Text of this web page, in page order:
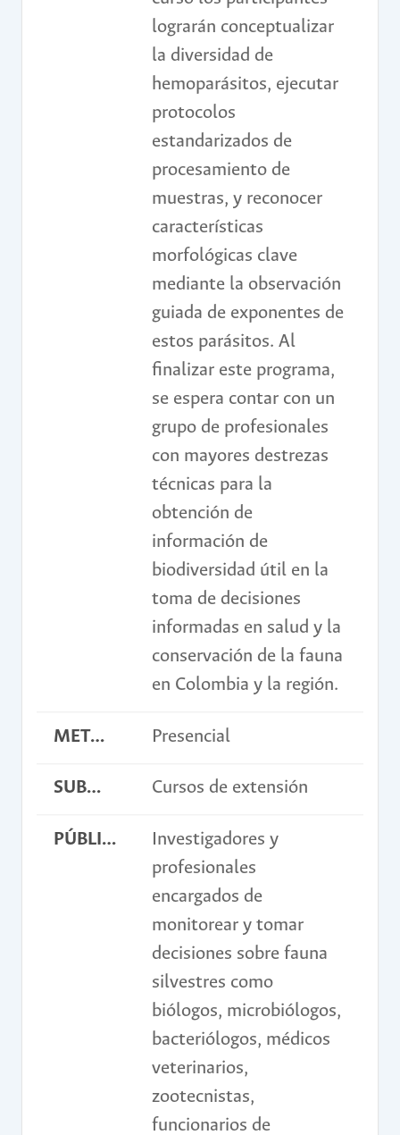
lograrán conceptualizar
la diversidad de
hemoparásitos, ejecutar
protocolos
estandarizados de
procesamiento de
muestras, y reconocer
características
morfológicas clave
mediante la observación
guiada de exponentes de
estos parásitos. Al
finalizar este programa,
se espera contar con un
grupo de profesionales
con mayores destrezas
técnicas para la
obtención de
información de
biodiversidad útil en la
toma de decisiones
informadas en salud y la
conservación de la fauna
en Colombia y la región.
METODOLOGÍA Presencial
SUBMODALIDAD Cursos de extensión
PÚBLICO OBJETIVO
Investigadores y
profesionales
encargados de
monitorear y tomar
decisiones sobre fauna
silvestres como
biólogos, microbiólogos,
bacteriólogos, médicos
veterinarios,
zootecnistas,
funcionarios de